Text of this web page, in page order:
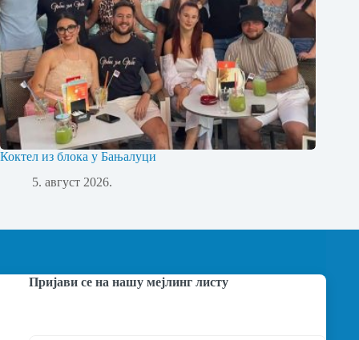
Коктел из блока у Бањалуци
5. август 2026.
Пријави се на нашу мејлинг листу